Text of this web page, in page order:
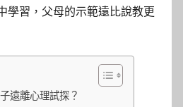
學習，父母的示範遠比說教更
遠離心理試探？